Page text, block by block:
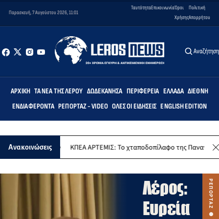
Παρασκευή, 7 Αυγούστου 2026, 11:01
ΤαυτότηταΕπικοινωνίαΌροι
Χρήσης
Πολιτική
Απορρήτου
Αναζήτηση
ΑΡΧΙΚΉ ΤΑ ΝΈΑ ΤΗΣ ΛΈΡΟΥ ΔΩΔΕΚΆΝΗΣΑ ΠΕΡΙΦΈΡΕΙΑ ΕΛΛΆΔΑ ΔΙΕΘΝΉ
ΕΝΔΙΑΦΈΡΟΝΤΑ ΡΕΠΟΡΤΆΖ - VIDEO ΌΛΕΣ ΟΙ ΕΙΔΉΣΕΙΣ ENGLISH EDITION
ΑνακοινώσειςΚΠΕΑ ΑΡΤΕΜΙΣ: Το χταποδοπίλαφο της Παναγίας - Μουσική
ΡΕΠΟΡΤΑΖ
Λέρος:
Ευρεία